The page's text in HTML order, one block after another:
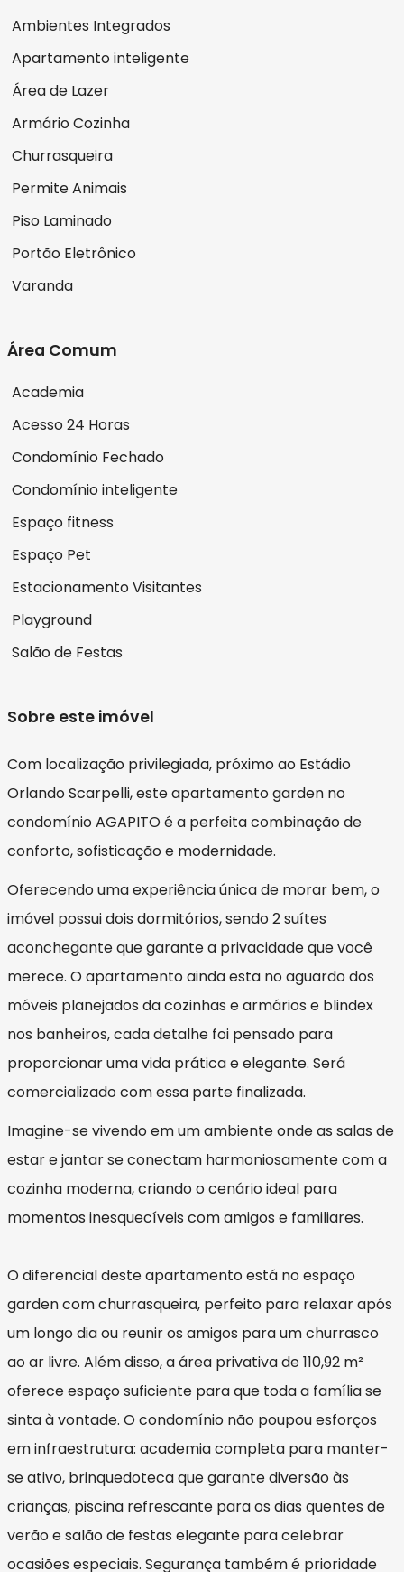
Ambientes Integrados
Apartamento inteligente
Área de Lazer
Armário Cozinha
Churrasqueira
Permite Animais
Piso Laminado
Portão Eletrônico
Varanda
Área Comum
Academia
Acesso 24 Horas
Condomínio Fechado
Condomínio inteligente
Espaço fitness
Espaço Pet
Estacionamento Visitantes
Playground
Salão de Festas
Sobre este imóvel
Com localização privilegiada, próximo ao Estádio
Orlando Scarpelli, este apartamento garden no
condomínio AGAPITO é a perfeita combinação de
conforto, sofisticação e modernidade.
Oferecendo uma experiência única de morar bem, o
imóvel possui dois dormitórios, sendo 2 suítes
aconchegante que garante a privacidade que você
merece. O apartamento ainda esta no aguardo dos
móveis planejados da cozinhas e armários e blindex
nos banheiros, cada detalhe foi pensado para
proporcionar uma vida prática e elegante. Será
comercializado com essa parte finalizada.
Imagine-se vivendo em um ambiente onde as salas de
estar e jantar se conectam harmoniosamente com a
cozinha moderna, criando o cenário ideal para
momentos inesquecíveis com amigos e familiares.
O diferencial deste apartamento está no espaço
garden com churrasqueira, perfeito para relaxar após
um longo dia ou reunir os amigos para um churrasco
ao ar livre. Além disso, a área privativa de 110,92 m²
oferece espaço suficiente para que toda a família se
sinta à vontade. O condomínio não poupou esforços
em infraestrutura: academia completa para manter-
se ativo, brinquedoteca que garante diversão às
crianças, piscina refrescante para os dias quentes de
verão e salão de festas elegante para celebrar
ocasiões especiais. Segurança também é prioridade